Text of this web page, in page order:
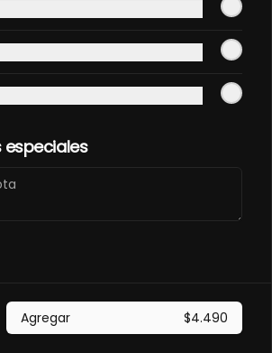
EBI MAGURO ACEVICHON
Frito en panco, cubierto con atun
fresco, salsa acevichada y toques
Envuelto en palta, cubierto con
salmon fresco, salsa acevichada y
toques de shichimi. Camaron furay,
especiales
Agregar $4.490